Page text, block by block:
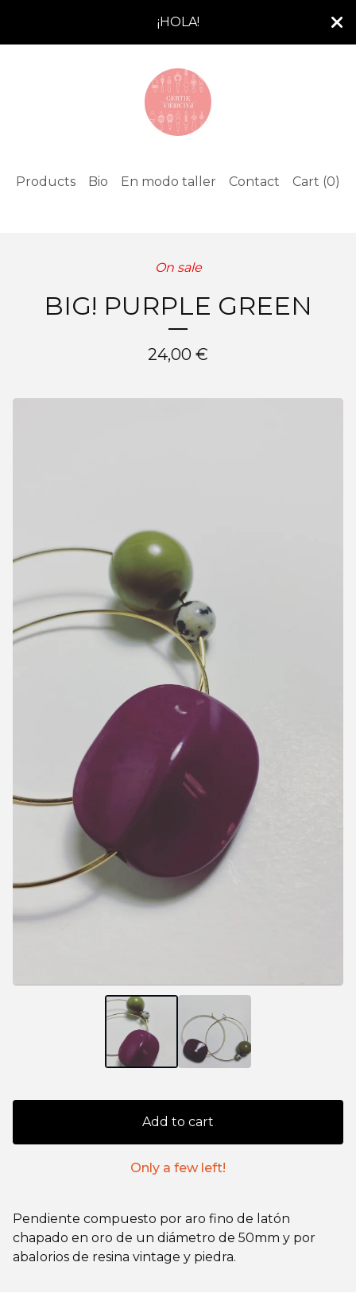
¡HOLA!
Products Bio En modo taller Contact Cart (0)
On sale
BIG! PURPLE GREEN
24,00 €
Add to cart
Only a few left!
Pendiente compuesto por aro fino de latón
chapado en oro de un diámetro de 50mm y por
abalorios de resina vintage y piedra.